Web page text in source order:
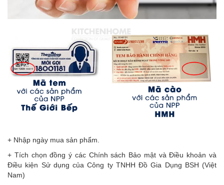
+ Nhập ngày mua sản phẩm.
+ Tích chọn đồng ý các Chính sách Bảo mật và Điều khoản và
Điều kiện Sử dụng của Công ty TNHH Đồ Gia Dụng BSH (Việt
Nam)